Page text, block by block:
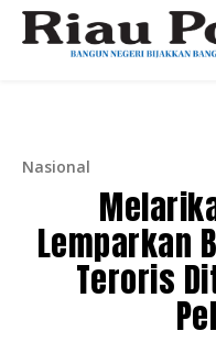
Nasional
Lemparkan
Teroris